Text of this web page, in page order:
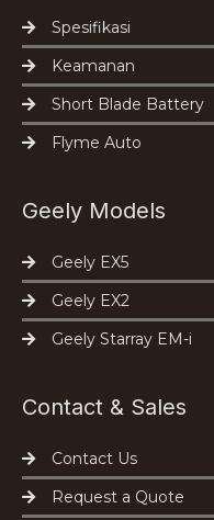
Spesifikasi
Keamanan
Short Blade Battery
Flyme Auto
Geely Models
Geely EX5
Geely EX2
Geely Starray EM-i
Contact & Sales
Contact Us
Request a Quote